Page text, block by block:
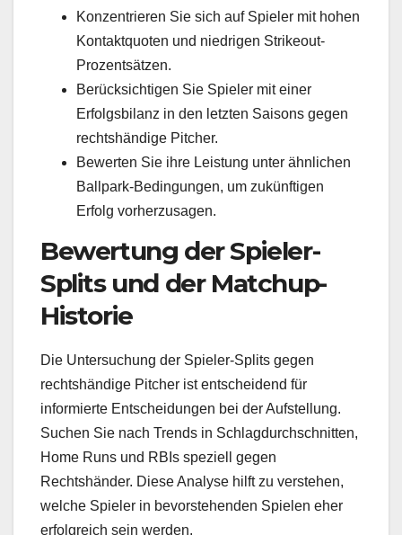
Konzentrieren Sie sich auf Spieler mit hohen
Kontaktquoten und niedrigen Strikeout-
Prozentsätzen.
Berücksichtigen Sie Spieler mit einer
Erfolgsbilanz in den letzten Saisons gegen
rechtshändige Pitcher.
Bewerten Sie ihre Leistung unter ähnlichen
Ballpark-Bedingungen, um zukünftigen
Erfolg vorherzusagen.
Bewertung der Spieler-
Splits und der Matchup-
Historie
Die Untersuchung der Spieler-Splits gegen
rechtshändige Pitcher ist entscheidend für
informierte Entscheidungen bei der Aufstellung.
Suchen Sie nach Trends in Schlagdurchschnitten,
Home Runs und RBIs speziell gegen
Rechtshänder. Diese Analyse hilft zu verstehen,
welche Spieler in bevorstehenden Spielen eher
erfolgreich sein werden.